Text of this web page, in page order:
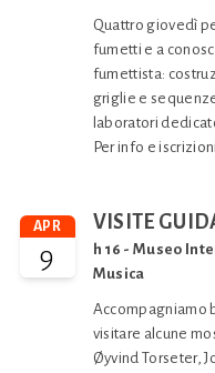
Quattro giovedì
fumetti e a
fumettista:
griglie e
laboratori
Per info e
APR
9
VISITE
h 16 - Museo
Musica
Accompagniamo
visitare alcune
Øyvind Torseter,